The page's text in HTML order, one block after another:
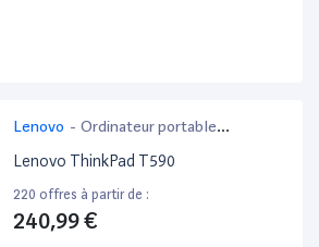
Lenovo - Ordinateur portable
bureautique
Lenovo ThinkPad T590
220 offres à partir de :
240,99 €